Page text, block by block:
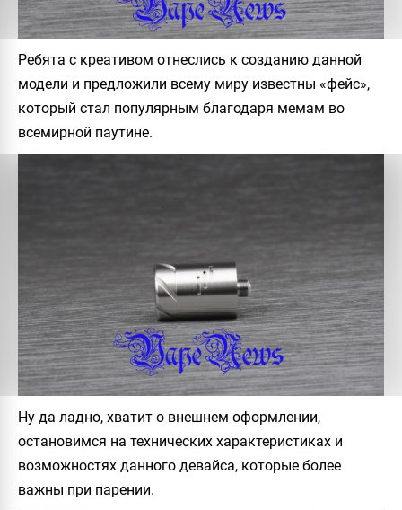
Ребята с креативом отнеслись к созданию данной
модели и предложили всему миру известны «фейс»,
который стал популярным благодаря мемам во
всемирной паутине.
Ну да ладно, хватит о внешнем оформлении,
остановимся на технических характеристиках и
возможностях данного девайса, которые более
важны при парении.